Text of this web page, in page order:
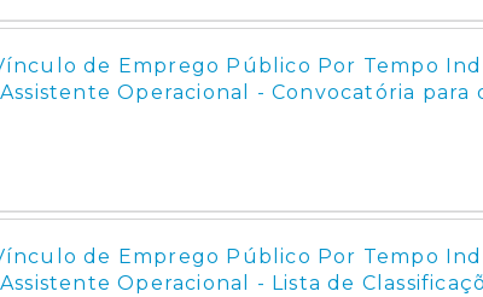
de Emprego Público Por Tempo
Operacional - Convocatória para
de Emprego Público Por Tempo
Operacional - Lista de